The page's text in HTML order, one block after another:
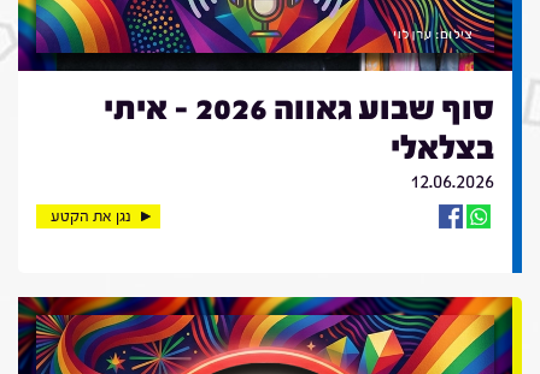
סוף שבוע גאווה 2026 - איתי
בצלאלי
12.06.2026
נגן את הקטע